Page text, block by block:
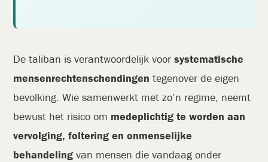
De taliban is verantwoordelijk voorsystematische
mensenrechtenschendingen tegenover de eigen
bevolking. Wie samenwerkt met zo’n regime, neemt
bewust het risico om medeplichtig te worden aan
vervolging, foltering en onmenselijke
behandeling van mensen die vandaag onder